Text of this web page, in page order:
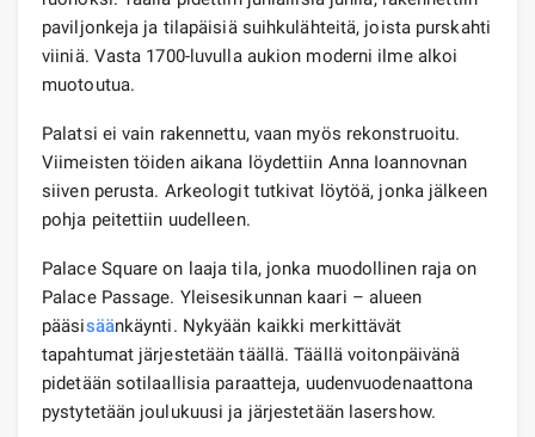
paviljonkeja ja tilapäisiä suihkulähteitä, joista purskahti
viiniä. Vasta 1700-luvulla aukion moderni ilme alkoi
muotoutua.
Palatsi ei vain rakennettu, vaan myös rekonstruoitu.
Viimeisten töiden aikana löydettiin Anna Ioannovnan
siiven perusta. Arkeologit tutkivat löytöä, jonka jälkeen
pohja peitettiin uudelleen.
Palace Square on laaja tila, jonka muodollinen raja on
Palace Passage. Yleisesikunnan kaari – alueen
pääsisäänkäynti. Nykyään kaikki merkittävät
tapahtumat järjestetään täällä. Täällä voitonpäivänä
pidetään sotilaallisia paraatteja, uudenvuodenaattona
pystytetään joulukuusi ja järjestetään lasershow.